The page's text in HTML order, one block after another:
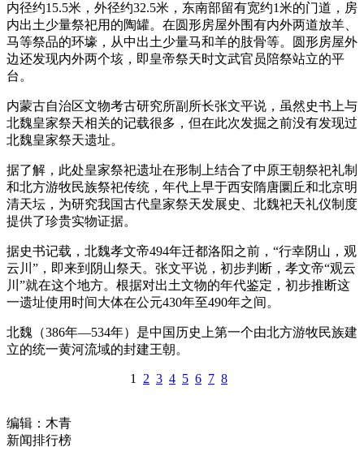
内径约15.5米，外径约32.5米，东南部留有宽约1米的门道，房
内出土少量祭祀用的陶罐。在圆形房屋外围有内外两道放羊、
马等祭品的环壕，从中出土少量马和羊的肢骨等。圆形房屋外
边还发现内外两个垓，即皇帝祭天时文武官员陪祭站立的平
台。
内蒙古自治区文物考古研究所副所长张文平说，虽然史书上与
北魏皇家祭天相关的记载很多，但在此次发掘之前没有发现过
北魏皇家祭天遗址。
据了解，此处皇家祭祀遗址在形制上结合了中原王朝祭祀礼制
和北方游牧民族祭祀传统，年代上早于西安隋唐圜丘和北京明
清天坛，为研究我国古代皇家祭天发展史、北魏祀天礼仪制度
提供了珍贵实物证据。
据史书记载，北魏孝文帝494年迁都洛阳之前，“行幸阴山，观
云川”，即来到阴山祭天。张文平说，初步判断，孝文帝“观云
川”就在这个地方。根据对出土文物的年代鉴定，初步推断这
一遗址使用时间大体在公元430年至490年之间。
北魏（386年—534年）是中国历史上第一个由北方游牧民族建
立的统一黄河流域的封建王朝。
1 2 3 4 5 6 7 8
编辑：木青
新闻排行榜